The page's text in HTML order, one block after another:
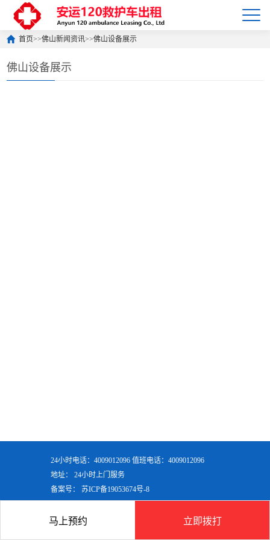
首页>>佛山新闻资讯>>佛山设备展示
佛山设备展示
24小时电话：4009012096 值班电话：4009012096
地址： 24小时上门服务
备案号： 苏ICP备19053674号-8
马上预约 立即拨打